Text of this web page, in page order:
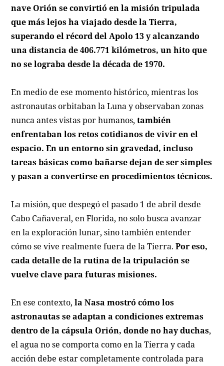
nave Orión se convirtió en la misión tripulada
que más lejos ha viajado desde la Tierra,
superando el récord del Apolo 13 y alcanzando
una distancia de 406.771 kilómetros, un hito que
no se lograba desde la década de 1970.
En medio de ese momento histórico, mientras los
astronautas orbitaban la Luna y observaban zonas
nunca antes vistas por humanos,también
enfrentaban los retos cotidianos de vivir en el
espacio. En un entorno sin gravedad, incluso
tareas básicas como bañarse dejan de ser simples
y pasan a convertirse en procedimientos técnicos.
La misión, que despegó el pasado 1 de abril desde
Cabo Cañaveral, en Florida, no solo busca avanzar
en la exploración lunar, sino también entender
cómo se vive realmente fuera de la Tierra.Por eso,
cada detalle de la rutina de la tripulación se
vuelve clave para futuras misiones.
En ese contexto,la Nasa mostró cómo los
astronautas se adaptan a condiciones extremas
dentro de la cápsula Orión, donde no hay duchas,
el agua no se comporta como en la Tierra y cada
acción debe estar completamente controlada para